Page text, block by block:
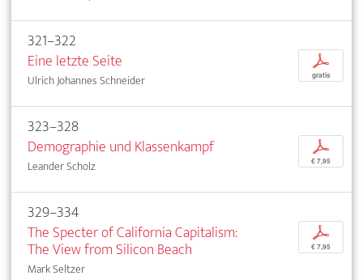
321–322
Eine letzte Seite
Ulrich Johannes Schneider
p
gratis
323–328
Demographie und Klassenkampf
Leander Scholz
p
€ 7,95
329–334
The Specter of California Capitalism:
The View from Silicon Beach
Mark Seltzer
p
€ 7,95